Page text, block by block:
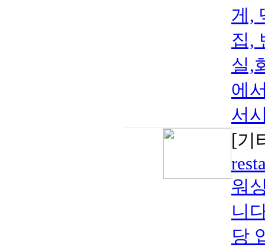
게,
집,
실,
에
서
[기
워
니
당